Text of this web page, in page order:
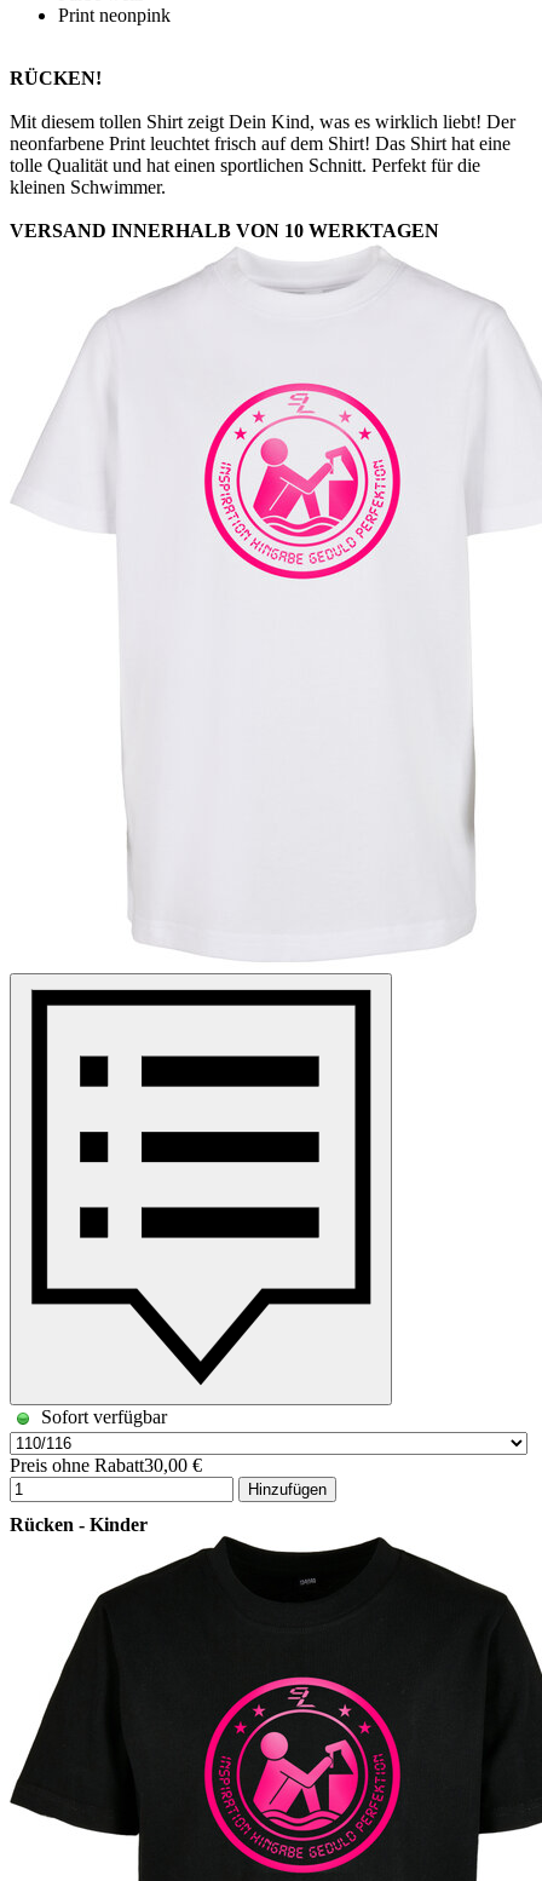
Print neonpink
RÜCKEN!
Mit diesem tollen Shirt zeigt Dein Kind, was es wirklich liebt! Der
neonfarbene Print leuchtet frisch auf dem Shirt! Das Shirt hat eine
tolle Qualität und hat einen sportlichen Schnitt. Perfekt für die
kleinen Schwimmer.
VERSAND INNERHALB VON 10 WERKTAGEN
Sofort verfügbar
Preis ohne Rabatt30,00 €
Hinzufügen
Rücken - Kinder